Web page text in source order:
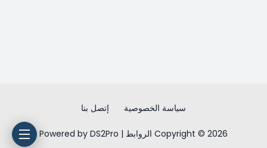
سياسة الخصوصية إتصل بنا
Copyright © 2026 الروابط | Powered by DS2Pro